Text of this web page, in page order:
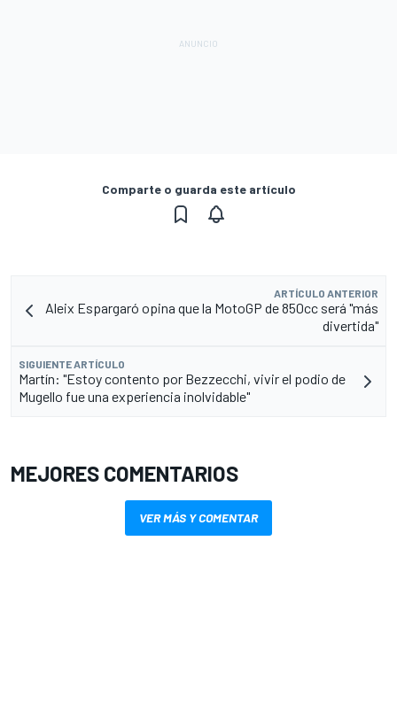
Comparte o guarda este artículo
ARTÍCULO ANTERIOR
Aleix Espargaró opina que la MotoGP de 850cc será "más
divertida"
SIGUIENTE ARTÍCULO
Martín: "Estoy contento por Bezzecchi, vivir el podio de
Mugello fue una experiencia inolvidable"
MEJORES COMENTARIOS
VER MÁS Y COMENTAR